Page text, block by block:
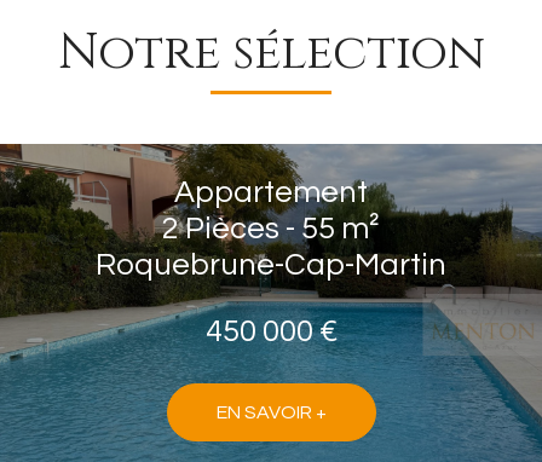
Notre sélection
Appartement
2 Pièces - 55 m²
Roquebrune-Cap-Martin
450 000 €
EN SAVOIR +